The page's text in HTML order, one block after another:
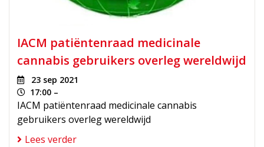
IACM patiëntenraad medicinale
cannabis gebruikers overleg wereldwijd
23 sep 2021
17:00 –
IACM patiëntenraad medicinale cannabis
gebruikers overleg wereldwijd
Lees verder